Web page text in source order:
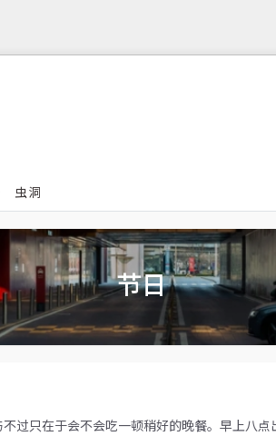
虫洞
节日
过只在于会不会吃一顿稍好的晚餐。早上八